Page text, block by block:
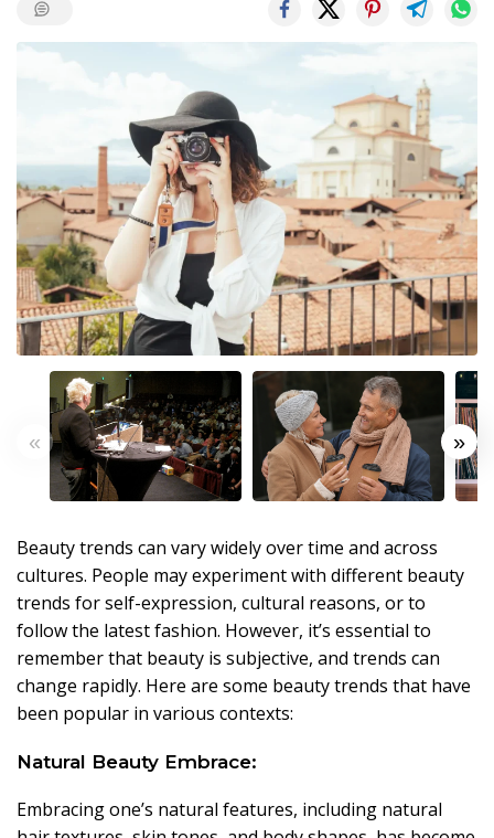
« »
Beauty trends can vary widely over time and across
cultures. People may experiment with different beauty
trends for self-expression, cultural reasons, or to
follow the latest fashion. However, it’s essential to
remember that beauty is subjective, and trends can
change rapidly. Here are some beauty trends that have
been popular in various contexts:
Natural Beauty Embrace:
Embracing one’s natural features, including natural